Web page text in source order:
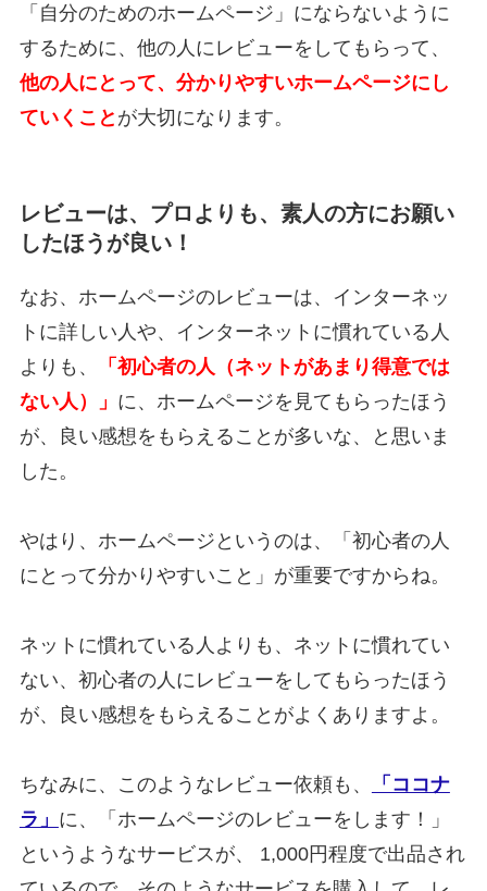
「自分のためのホームページ」にならないように
するために、他の人にレビューをしてもらって、
他の人にとって、分かりやすいホームページにし
ていくこと が大切になります。
レビューは、プロよりも、素人の方にお願い
したほうが良い！
なお、ホームページのレビューは、インターネッ
トに詳しい人や、インターネットに慣れている人
よりも、
「初心者の人（ネットがあまり得意では
ない人）」 に、ホームページを見てもらったほう
が、良い感想をもらえることが多いな、と思いま
した。
やはり、ホームページというのは、「初心者の人
にとって分かりやすいこと」が重要ですからね。
ネットに慣れている人よりも、ネットに慣れてい
ない、初心者の人にレビューをしてもらったほう
が、良い感想をもらえることがよくありますよ。
ちなみに、このようなレビュー依頼も、
「ココナ
ラ」 に、「ホームページのレビューをします！」
というようなサービスが、 1,000円程度で出品され